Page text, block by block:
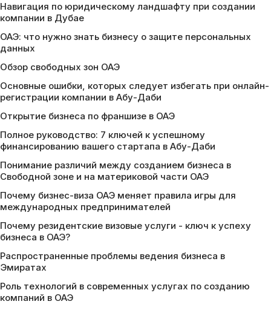
Навигация по юридическому ландшафту при создании
компании в Дубае
ОАЭ: что нужно знать бизнесу о защите персональных
данных
Обзор свободных зон ОАЭ
Основные ошибки, которых следует избегать при онлайн-
регистрации компании в Абу-Даби
Открытие бизнеса по франшизе в ОАЭ
Полное руководство: 7 ключей к успешному
финансированию вашего стартапа в Абу-Даби
Понимание различий между созданием бизнеса в
Свободной зоне и на материковой части ОАЭ
Почему бизнес-виза ОАЭ меняет правила игры для
международных предпринимателей
Почему резидентские визовые услуги - ключ к успеху
бизнеса в ОАЭ?
Распространенные проблемы ведения бизнеса в
Эмиратах
Роль технологий в современных услугах по созданию
компаний в ОАЭ